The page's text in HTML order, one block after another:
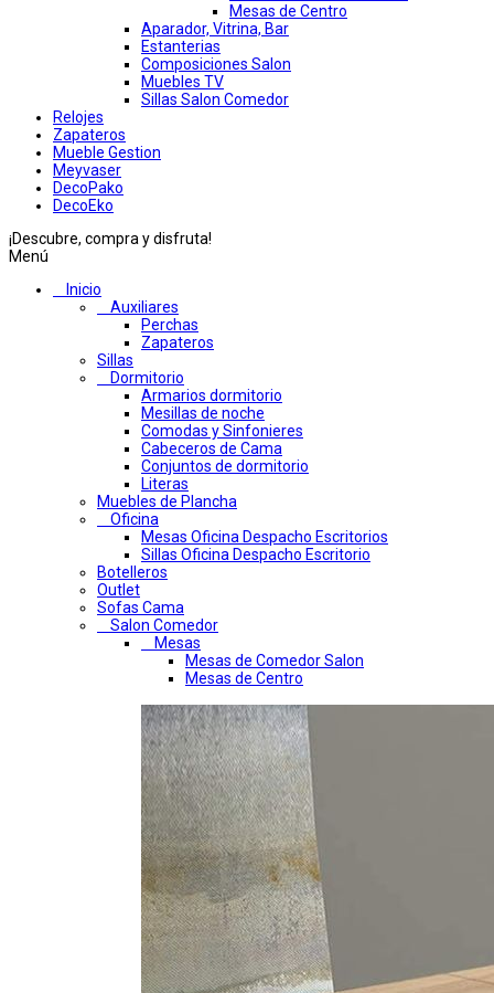
Mesas de Centro
Aparador, Vitrina, Bar
Estanterias
Composiciones Salon
Muebles TV
Sillas Salon Comedor
Relojes
Zapateros
Mueble Gestion
Meyvaser
DecoPako
DecoEko
¡Descubre, compra y disfruta!
Menú
Inicio
Auxiliares
Perchas
Zapateros
Sillas
Dormitorio
Armarios dormitorio
Mesillas de noche
Comodas y Sinfonieres
Cabeceros de Cama
Conjuntos de dormitorio
Literas
Muebles de Plancha
Oficina
Mesas Oficina Despacho Escritorios
Sillas Oficina Despacho Escritorio
Botelleros
Outlet
Sofas Cama
Salon Comedor
Mesas
Mesas de Comedor Salon
Mesas de Centro